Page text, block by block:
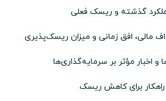
گذشته و ریسک فعلی
مالی، افق زمانی و میزان ریسک‌پذیری
اخبار مؤثر بر سرمایه‌گذاری‌ها
برای کاهش ریسک